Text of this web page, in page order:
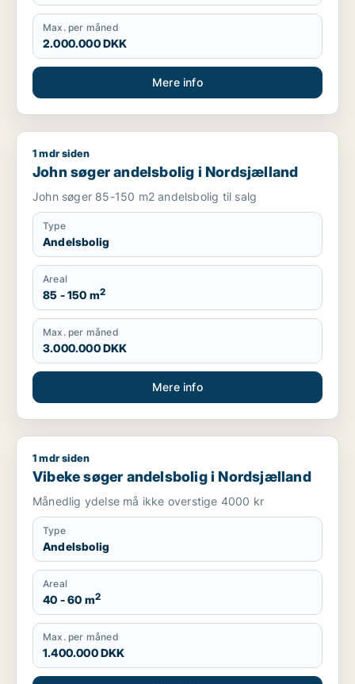
Max. per måned
2.000.000 DKK
Mere info
John søger andelsbolig i Nordsjælland
1 mdr siden
John søger andelsbolig i Nordsjælland
John søger 85-150 m2 andelsbolig til salg
Type
Andelsbolig
Areal
85 - 150 m2
Max. per måned
3.000.000 DKK
Mere info
Vibeke søger andelsbolig i Nordsjælland
1 mdr siden
Vibeke søger andelsbolig i Nordsjælland
Månedlig ydelse må ikke overstige 4000 kr
Type
Andelsbolig
Areal
40 - 60 m2
Max. per måned
1.400.000 DKK